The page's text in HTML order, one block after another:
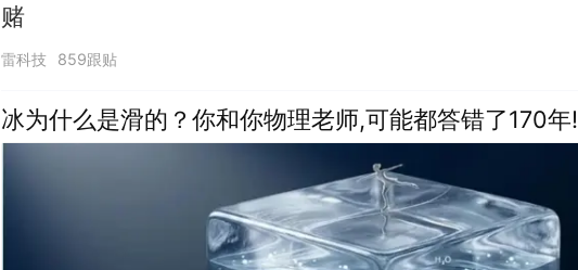
赌
雷科技 859跟贴
冰为什么是滑的？你和你物理老师,可能都答错了170年!